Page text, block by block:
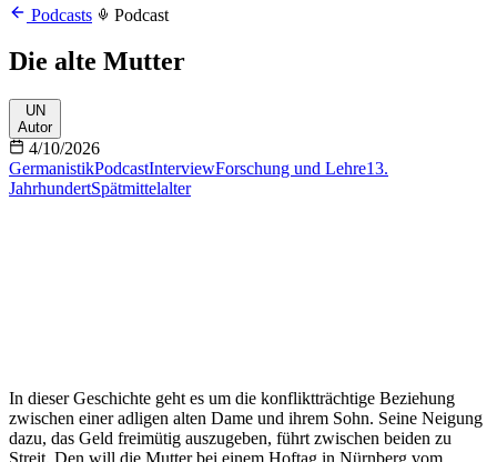
Podcasts Podcast
Die alte Mutter
UN
Autor
4/10/2026
GermanistikPodcastInterviewForschung und Lehre13.
JahrhundertSpätmittelalter
In dieser Geschichte geht es um die konfliktträchtige Beziehung
zwischen einer adligen alten Dame und ihrem Sohn. Seine Neigung
dazu, das Geld freimütig auszugeben, führt zwischen beiden zu